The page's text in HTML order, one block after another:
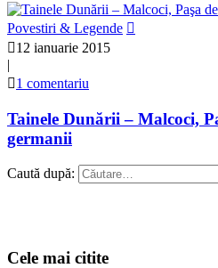
Povestiri & Legende
12 ianuarie 2015
|
1 comentariu
Tainele Dunării – Malcoci,
germanii
Caută după:
Cele mai citite